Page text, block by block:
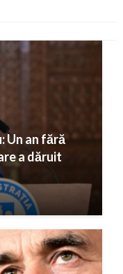
Un an fără
a dăruit